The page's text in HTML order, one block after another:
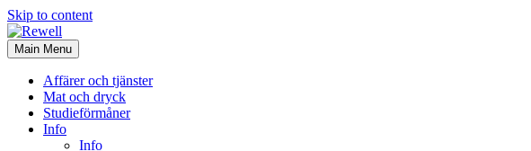
Skip to content
Main Menu
Affärer och tjänster
Mat och dryck
Studieförmåner
Info
Info